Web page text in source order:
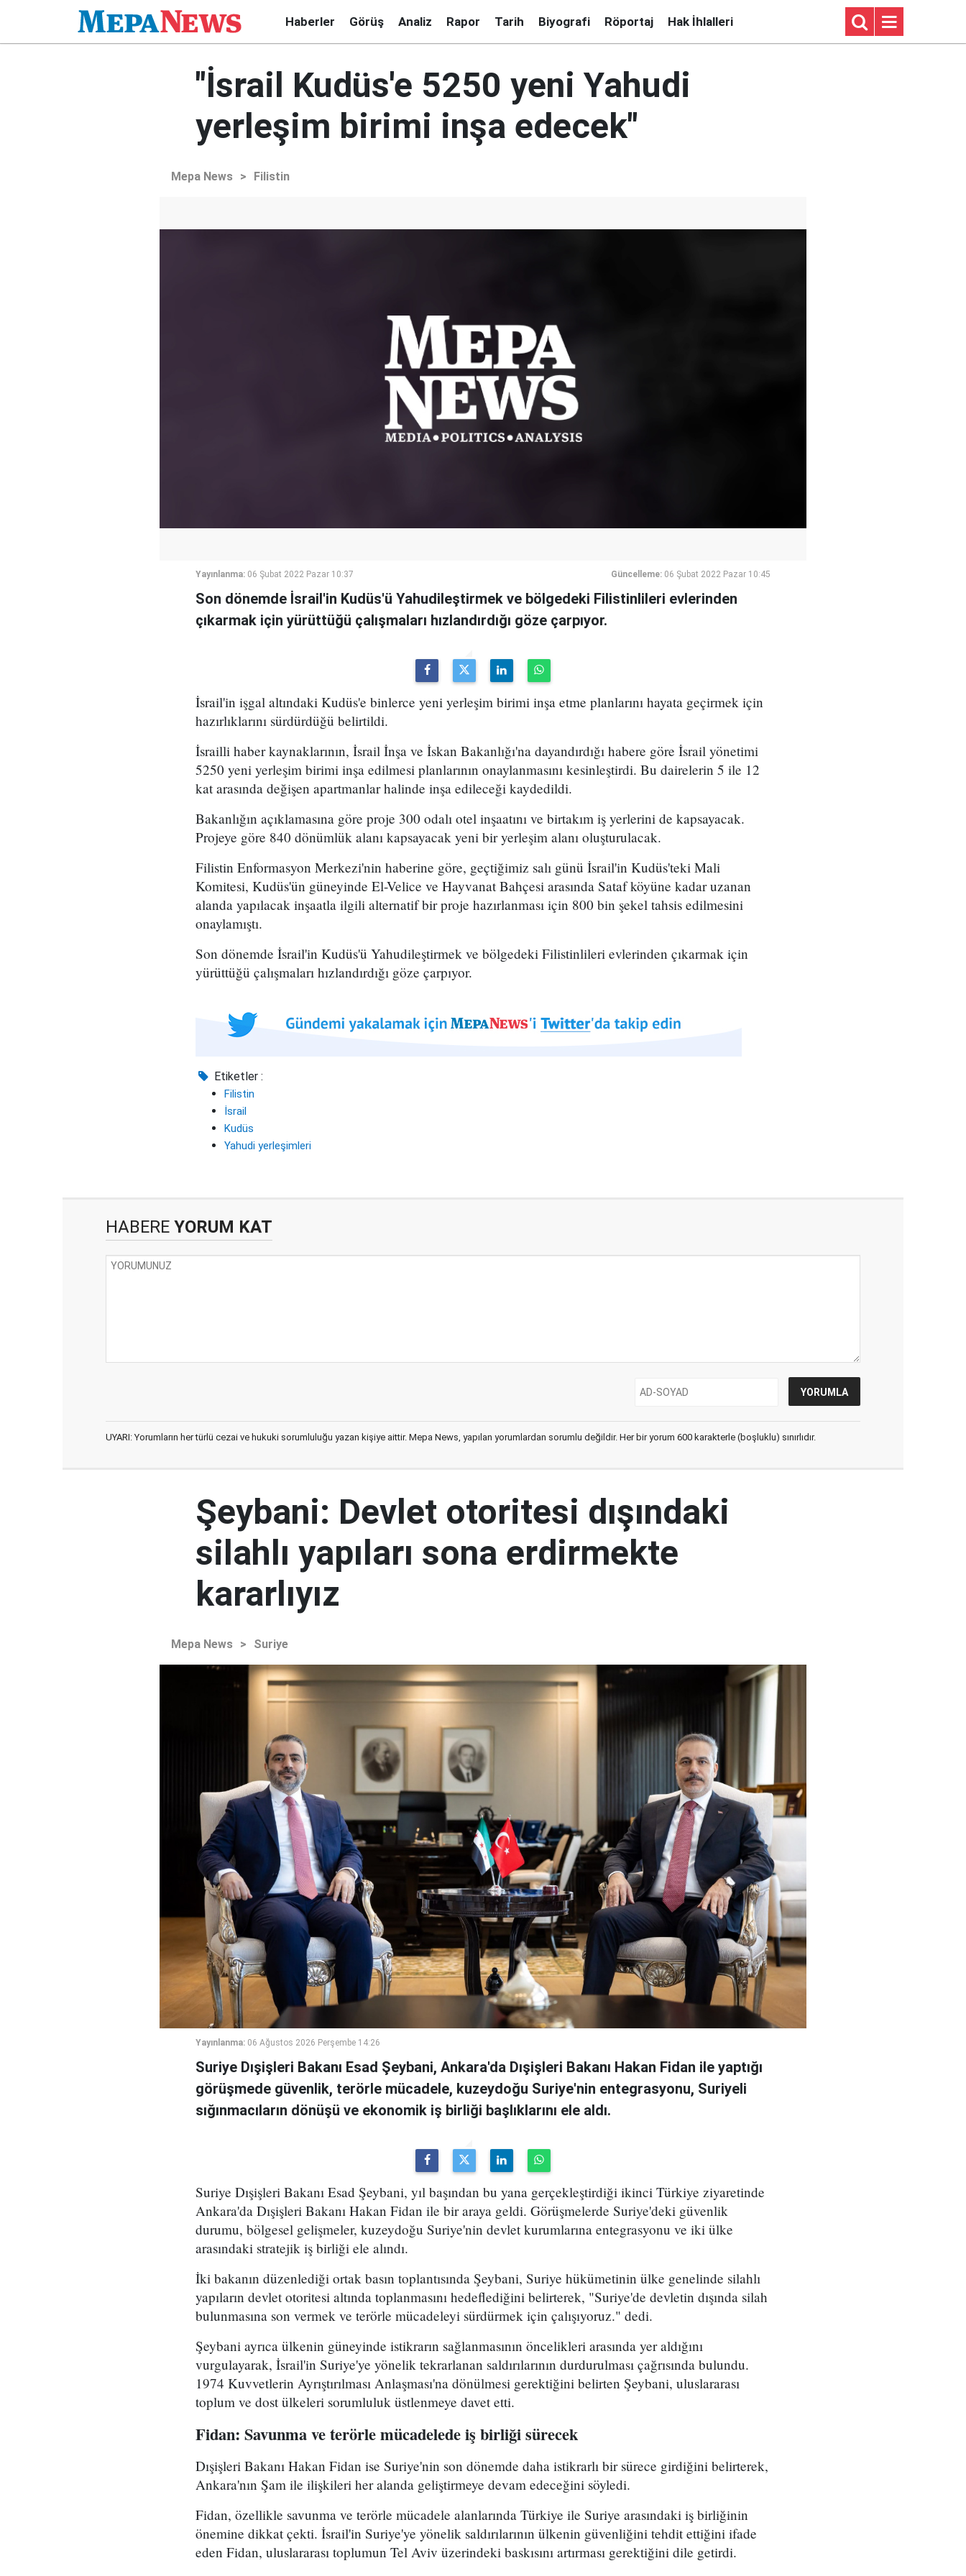
Haberler Görüş Analiz Rapor Tarih Biyografi Röportaj Hak İhlalleri
"İsrail Kudüs'e 5250 yeni Yahudi
yerleşim birimi inşa edecek"
Mepa News > Filistin
Yayınlanma: 06 Şubat 2022 Pazar 10:37 Güncelleme: 06 Şubat 2022 Pazar 10:45
Son dönemde İsrail'in Kudüs'ü Yahudileştirmek ve bölgedeki Filistinlileri evlerinden
çıkarmak için yürüttüğü çalışmaları hızlandırdığı göze çarpıyor.
İsrail'in işgal altındaki Kudüs'e binlerce yeni yerleşim birimi inşa etme planlarını hayata geçirmek için
hazırlıklarını sürdürdüğü belirtildi.
İsrailli haber kaynaklarının, İsrail İnşa ve İskan Bakanlığı'na dayandırdığı habere göre İsrail yönetimi
5250 yeni yerleşim birimi inşa edilmesi planlarının onaylanmasını kesinleştirdi. Bu dairelerin 5 ile 12
kat arasında değişen apartmanlar halinde inşa edileceği kaydedildi.
Bakanlığın açıklamasına göre proje 300 odalı otel inşaatını ve birtakım iş yerlerini de kapsayacak.
Projeye göre 840 dönümlük alanı kapsayacak yeni bir yerleşim alanı oluşturulacak.
Filistin Enformasyon Merkezi'nin haberine göre, geçtiğimiz salı günü İsrail'in Kudüs'teki Mali
Komitesi, Kudüs'ün güneyinde El-Velice ve Hayvanat Bahçesi arasında Sataf köyüne kadar uzanan
alanda yapılacak inşaatla ilgili alternatif bir proje hazırlanması için 800 bin şekel tahsis edilmesini
onaylamıştı.
Son dönemde İsrail'in Kudüs'ü Yahudileştirmek ve bölgedeki Filistinlileri evlerinden çıkarmak için
yürüttüğü çalışmaları hızlandırdığı göze çarpıyor.
Etiketler :
Filistin
İsrail
Kudüs
Yahudi yerleşimleri
HABERE YORUM KAT
UYARI: Yorumların her türlü cezai ve hukuki sorumluluğu yazan kişiye aittir. Mepa News, yapılan yorumlardan sorumlu değildir. Her bir yorum 600 karakterle (boşluklu) sınırlıdır.
Şeybani: Devlet otoritesi dışındaki
silahlı yapıları sona erdirmekte
kararlıyız
Mepa News > Suriye
Yayınlanma: 06 Ağustos 2026 Perşembe 14:26
Suriye Dışişleri Bakanı Esad Şeybani, Ankara'da Dışişleri Bakanı Hakan Fidan ile yaptığı
görüşmede güvenlik, terörle mücadele, kuzeydoğu Suriye'nin entegrasyonu, Suriyeli
sığınmacıların dönüşü ve ekonomik iş birliği başlıklarını ele aldı.
Suriye Dışişleri Bakanı Esad Şeybani, yıl başından bu yana gerçekleştirdiği ikinci Türkiye ziyaretinde
Ankara'da Dışişleri Bakanı Hakan Fidan ile bir araya geldi. Görüşmelerde Suriye'deki güvenlik
durumu, bölgesel gelişmeler, kuzeydoğu Suriye'nin devlet kurumlarına entegrasyonu ve iki ülke
arasındaki stratejik iş birliği ele alındı.
İki bakanın düzenlediği ortak basın toplantısında Şeybani, Suriye hükümetinin ülke genelinde silahlı
yapıların devlet otoritesi altında toplanmasını hedeflediğini belirterek, "Suriye'de devletin dışında silah
bulunmasına son vermek ve terörle mücadeleyi sürdürmek için çalışıyoruz." dedi.
Şeybani ayrıca ülkenin güneyinde istikrarın sağlanmasının öncelikleri arasında yer aldığını
vurgulayarak, İsrail'in Suriye'ye yönelik tekrarlanan saldırılarının durdurulması çağrısında bulundu.
1974 Kuvvetlerin Ayrıştırılması Anlaşması'na dönülmesi gerektiğini belirten Şeybani, uluslararası
toplum ve dost ülkeleri sorumluluk üstlenmeye davet etti.
Fidan: Savunma ve terörle mücadelede iş birliği sürecek
Dışişleri Bakanı Hakan Fidan ise Suriye'nin son dönemde daha istikrarlı bir sürece girdiğini belirterek,
Ankara'nın Şam ile ilişkileri her alanda geliştirmeye devam edeceğini söyledi.
Fidan, özellikle savunma ve terörle mücadele alanlarında Türkiye ile Suriye arasındaki iş birliğinin
önemine dikkat çekti. İsrail'in Suriye'ye yönelik saldırılarının ülkenin güvenliğini tehdit ettiğini ifade
eden Fidan, uluslararası toplumun Tel Aviv üzerindeki baskısını artırması gerektiğini dile getirdi.